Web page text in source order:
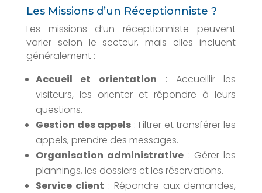
Les Missions d’un Réceptionniste ?
Les missions d’un réceptionniste peuvent
varier selon le secteur, mais elles incluent
généralement :
Accueil et orientation : Accueillir les
visiteurs, les orienter et répondre à leurs
questions.
Gestion des appels : Filtrer et transférer les
appels, prendre des messages.
Organisation administrative : Gérer les
plannings, les dossiers et les réservations.
Service client : Répondre aux demandes,